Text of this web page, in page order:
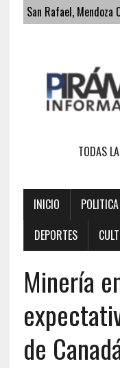
San Rafael,
TODAS
INICIO POLITICA
DEPORTES
Minería
de